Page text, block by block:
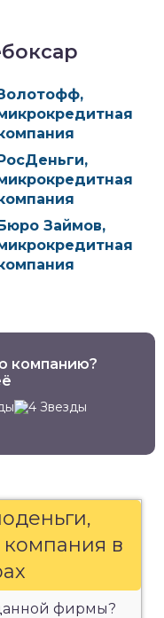
Займов,
компанию?
в
фирмы?